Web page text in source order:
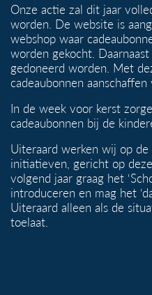
Onze actie zal dit jaar
worden. De website is
webshop waar
worden gekocht.
gedoneerd worden. Met
cadeaubonnen
In de week voor kerst
cadeaubonnen bij de
Uiteraard werken wij op
initiatieven, gericht op
volgend jaar graag het
introduceren en mag het
Uiteraard alleen als de
toelaat.